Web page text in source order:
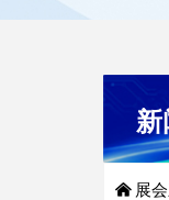
낀 展